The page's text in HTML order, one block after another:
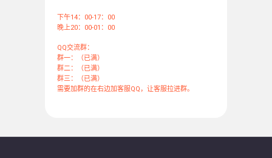
下午14：00-17：00
晚上20：00-01：00
QQ交流群：
群一：（已满）
群二：（已满）
群三：（已满）
需要加群的在右边加客服QQ，让客服拉进群。